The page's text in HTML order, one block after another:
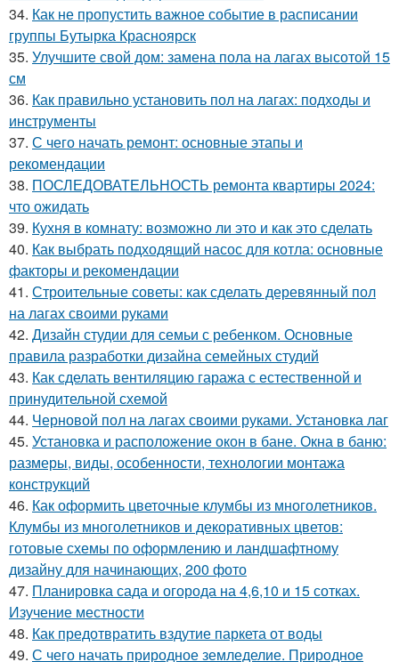
34. Как не пропустить важное событие в расписании
группы Бутырка Красноярск
35. Улучшите свой дом: замена пола на лагах высотой 15
см
36. Как правильно установить пол на лагах: подходы и
инструменты
37. С чего начать ремонт: основные этапы и
рекомендации
38. ПОСЛЕДОВАТЕЛЬНОСТЬ ремонта квартиры 2024:
что ожидать
39. Кухня в комнату: возможно ли это и как это сделать
40. Как выбрать подходящий насос для котла: основные
факторы и рекомендации
41. Строительные советы: как сделать деревянный пол
на лагах своими руками
42. Дизайн студии для семьи с ребенком. Основные
правила разработки дизайна семейных студий
43. Как сделать вентиляцию гаража с естественной и
принудительной схемой
44. Черновой пол на лагах своими руками. Установка лаг
45. Установка и расположение окон в бане. Окна в баню:
размеры, виды, особенности, технологии монтажа
конструкций
46. Как оформить цветочные клумбы из многолетников.
Клумбы из многолетников и декоративных цветов:
готовые схемы по оформлению и ландшафтному
дизайну для начинающих, 200 фото
47. Планировка сада и огорода на 4,6,10 и 15 сотках.
Изучение местности
48. Как предотвратить вздутие паркета от воды
49. С чего начать природное земледелие. Природное